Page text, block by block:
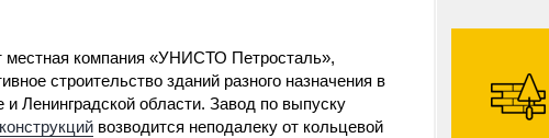
местная компания «УНИСТО Петросталь»,
строительство зданий разного назначения в
и Ленинградской области. Завод по выпуску
возводится неподалеку от кольцевой